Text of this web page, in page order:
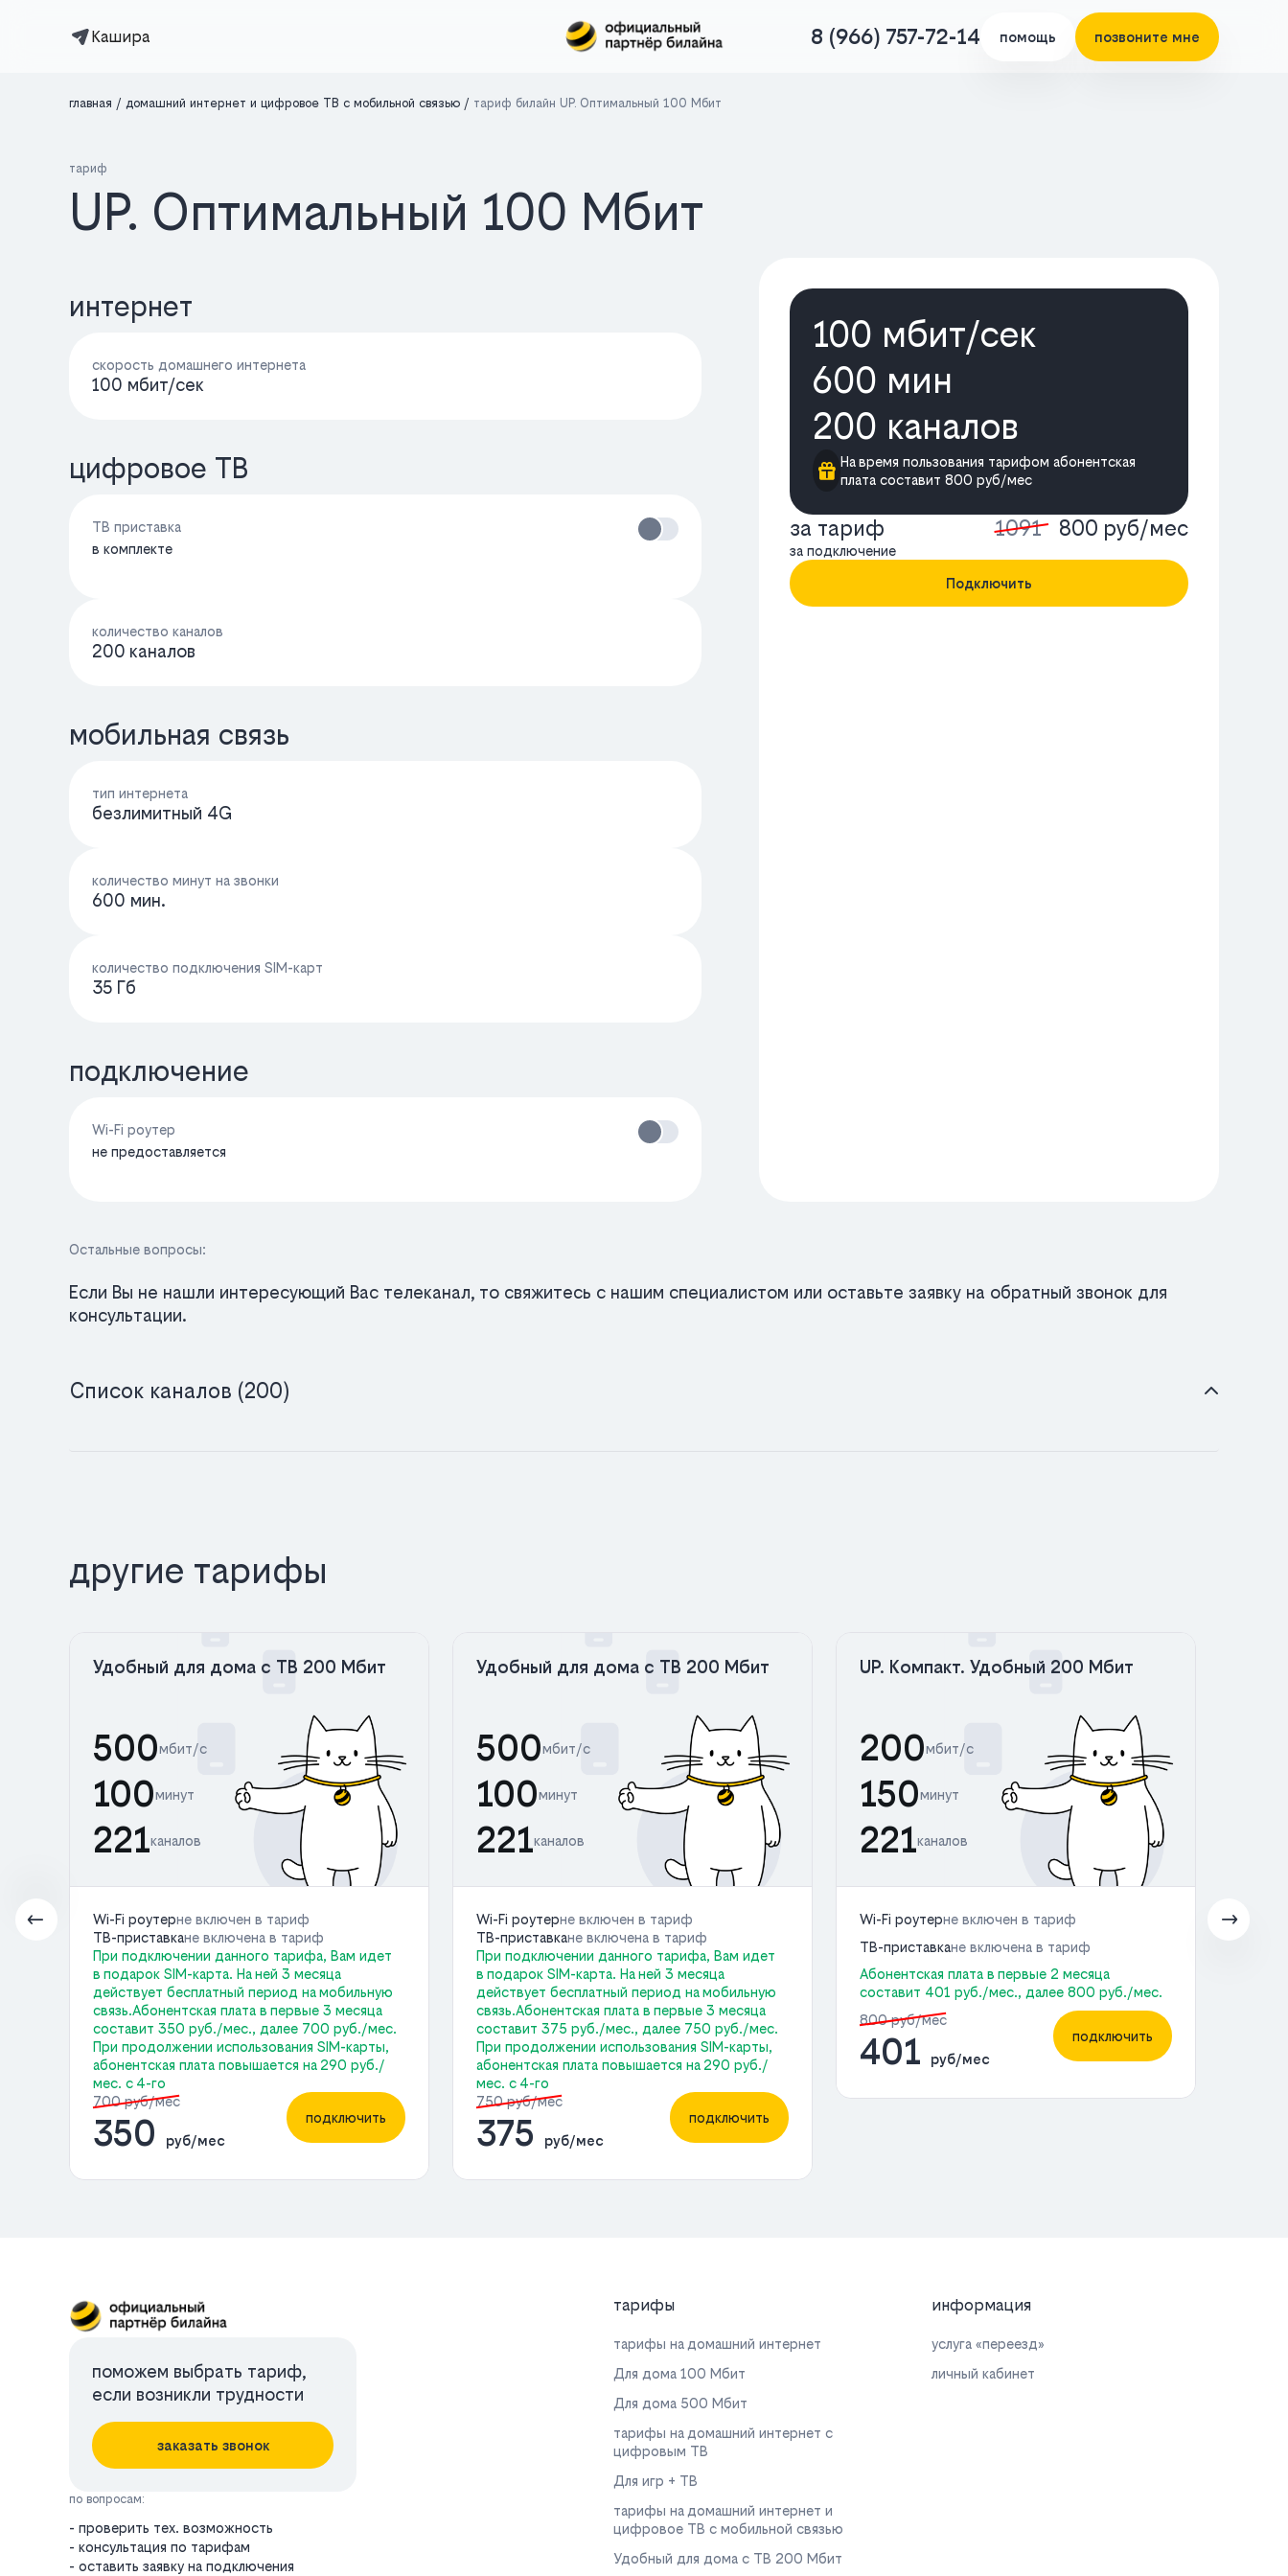
Кашира 8 (966) 757-72-14 помощь позвоните мне
главная домашний интернет и цифровое ТВ с мобильной связью тариф билайн UP. Оптимальный 100 Мбит
тариф
UP. Оптимальный 100 Мбит
интернет
скорость домашнего интернета
100 мбит/cек
цифровое ТВ
ТВ приставка
в комплекте
количество каналов
200 каналов
мобильная связь
тип интернета
безлимитный 4G
количество минут на звонки
600 мин.
количество подключения SIM-карт
35 Гб
подключение
Wi-Fi роутер
не предоставляется
100 мбит/cек
600 мин
200 каналов
На время пользования тарифом абонентская
плата составит 800 руб/мес
за тариф 1091 800 руб/мес
за подключение
Подключить
Остальные вопросы:
Если Вы не нашли интересующий Вас телеканал, то свяжитесь с нашим специалистом или оставьте заявку на обратный звонок для
консультации.
Список каналов (200)
другие тарифы
Удобный для дома с ТВ 200 Мбит
500мбит/с
100минут
221каналов
Wi-Fi роутерне включен в тариф
ТВ-приставкане включена в тариф
При подключении данного тарифа, Вам идет
в подарок SIM-карта. На ней 3 месяца
действует бесплатный период на мобильную
связь.Абонентская плата в первые 3 месяца
составит 350 руб./мес., далее 700 руб./мес.
При продолжении использования SIM-карты,
абонентская плата повышается на 290 руб./
мес. с 4-го
700 руб/мес
350 руб/мес
подключить
Удобный для дома с ТВ 200 Мбит
500мбит/с
100минут
221каналов
Wi-Fi роутерне включен в тариф
ТВ-приставкане включена в тариф
При подключении данного тарифа, Вам идет
в подарок SIM-карта. На ней 3 месяца
действует бесплатный период на мобильную
связь.Абонентская плата в первые 3 месяца
составит 375 руб./мес., далее 750 руб./мес.
При продолжении использования SIM-карты,
абонентская плата повышается на 290 руб./
мес. с 4-го
750 руб/мес
375 руб/мес
подключить
UP. Компакт. Удобный 200 Мбит
200мбит/с
150минут
221каналов
Wi-Fi роутерне включен в тариф
ТВ-приставкане включена в тариф
Абонентская плата в первые 2 месяца
составит 401 руб./мес., далее 800 руб./мес.
800 руб/мес
401 руб/мес
подключить
поможем выбрать тариф,
если возникли трудности
заказать звонок
по вопросам:
- проверить тех. возможность
- консультация по тарифам
- оставить заявку на подключения
тарифы
тарифы на домашний интернет
Для дома 100 Мбит
Для дома 500 Мбит
тарифы на домашний интернет с
цифровым ТВ
Для игр + ТВ
тарифы на домашний интернет и
цифровое ТВ с мобильной связью
Удобный для дома с ТВ 200 Мбит
информация
услуга «переезд»
личный кабинет